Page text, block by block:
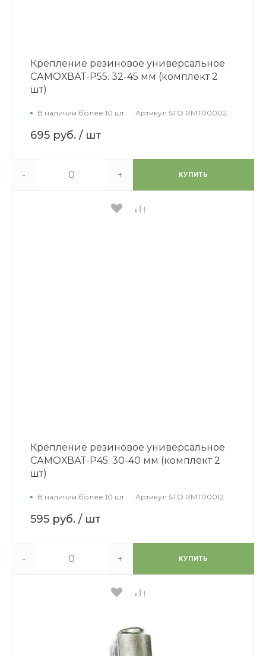
Крепление резиновое универсальное
САМОХВАТ-Р55. 32-45 мм (комплект 2
шт)
В наличии более 10 шт. Артикул STO RMT00002
695 руб. / шт
- + КУПИТЬ
Крепление резиновое универсальное
САМОХВАТ-Р45. 30-40 мм (комплект 2
шт)
В наличии более 10 шт. Артикул STO RMT00012
595 руб. / шт
- + КУПИТЬ